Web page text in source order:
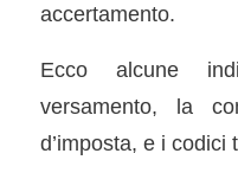
accertamento.
Ecco alcune
versamento, la
d’imposta, e i codici